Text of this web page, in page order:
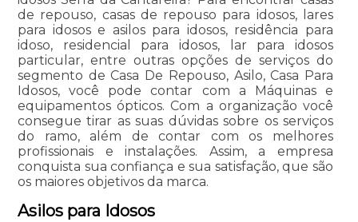
de repouso, casas de repouso para idosos, lares
para idosos e asilos para idosos, residência para
idoso, residencial para idosos, lar para idosos
particular, entre outras opções de serviços do
segmento de Casa De Repouso, Asilo, Casa Para
Idosos, você pode contar com a Máquinas e
equipamentos ópticos. Com a organização você
consegue tirar as suas dúvidas sobre os serviços
do ramo, além de contar com os melhores
profissionais e instalações. Assim, a empresa
conquista sua confiança e sua satisfação, que são
os maiores objetivos da marca.
Asilos para Idosos